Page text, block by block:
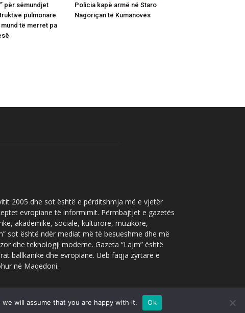
për sëmundjet
pulmonare
të merret pa
Policia kapë armë në Staro
Nagoriçan të Kumanovës
2005 dhe sot është e përditshmja më e vjetër
evropiane të informimit. Përmbajtjet e gazetës
akademike, sociale, kulturore, muzikore,
sot është ndër mediat më të besueshme dhe më
dhe teknologji moderne. Gazeta “Lajm” është
ballkanike dhe evropiane. Ueb faqja zyrtare e
në Maqedoni.
will assume that you are happy with it. Ok